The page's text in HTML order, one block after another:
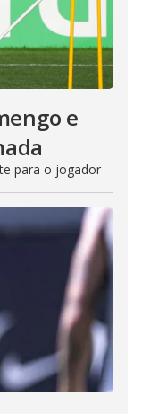
e
para o jogador